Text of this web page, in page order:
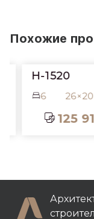
Похожие
H-1520
6
125